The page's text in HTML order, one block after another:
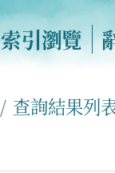
索引瀏覽
查詢結果列